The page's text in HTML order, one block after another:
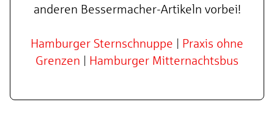
anderen Bessermacher-Artikeln vorbei!
Hamburger Sternschnuppe | Praxis ohne
Grenzen | Hamburger Mitternachtsbus